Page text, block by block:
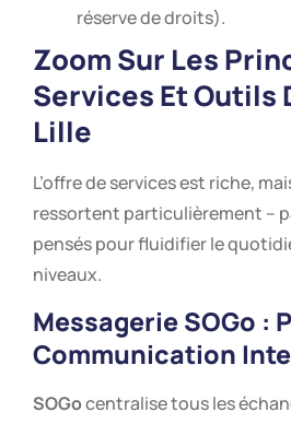
réserve de droits).
Zoom Sur Les
Services Et Outils
Lille
L’offre de services est riche,
ressortent particulièrement –
pensés pour fluidifier le
niveaux.
MessagerieSOGo :
Communication
SOGocentralise tous les